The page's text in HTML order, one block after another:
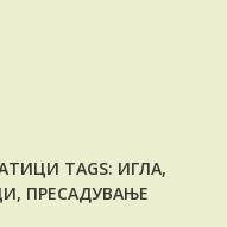
TAGS: ИГЛА,
, ПРЕСАДУВАЊЕ